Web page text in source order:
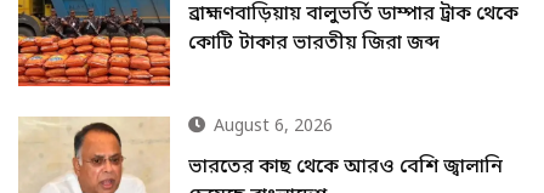
ব্রাহ্মণবাড়িয়ায় বালুভর্তি ডাম্পার ট্রাক থেকে
কোটি টাকার ভারতীয় জিরা জব্দ
August 6, 2026
ভারতের কাছ থেকে আরও বেশি জ্বালানি